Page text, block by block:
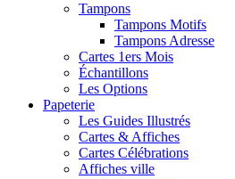
Tampons
Tampons Motifs
Tampons Adresse
Cartes 1ers Mois
Échantillons
Les Options
Papeterie
Les Guides Illustrés
Cartes & Affiches
Cartes Célébrations
Affiches ville